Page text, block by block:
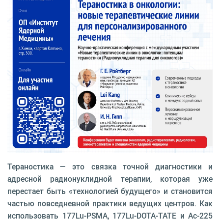
Тераностика — это связка точной диагностики и
адресной радионуклидной терапии, которая уже
перестает быть «технологией будущего» и становится
частью повседневной практики ведущих центров. Как
использовать 177Lu-PSMA, 177Lu-DOTA-TATE и Ac-225